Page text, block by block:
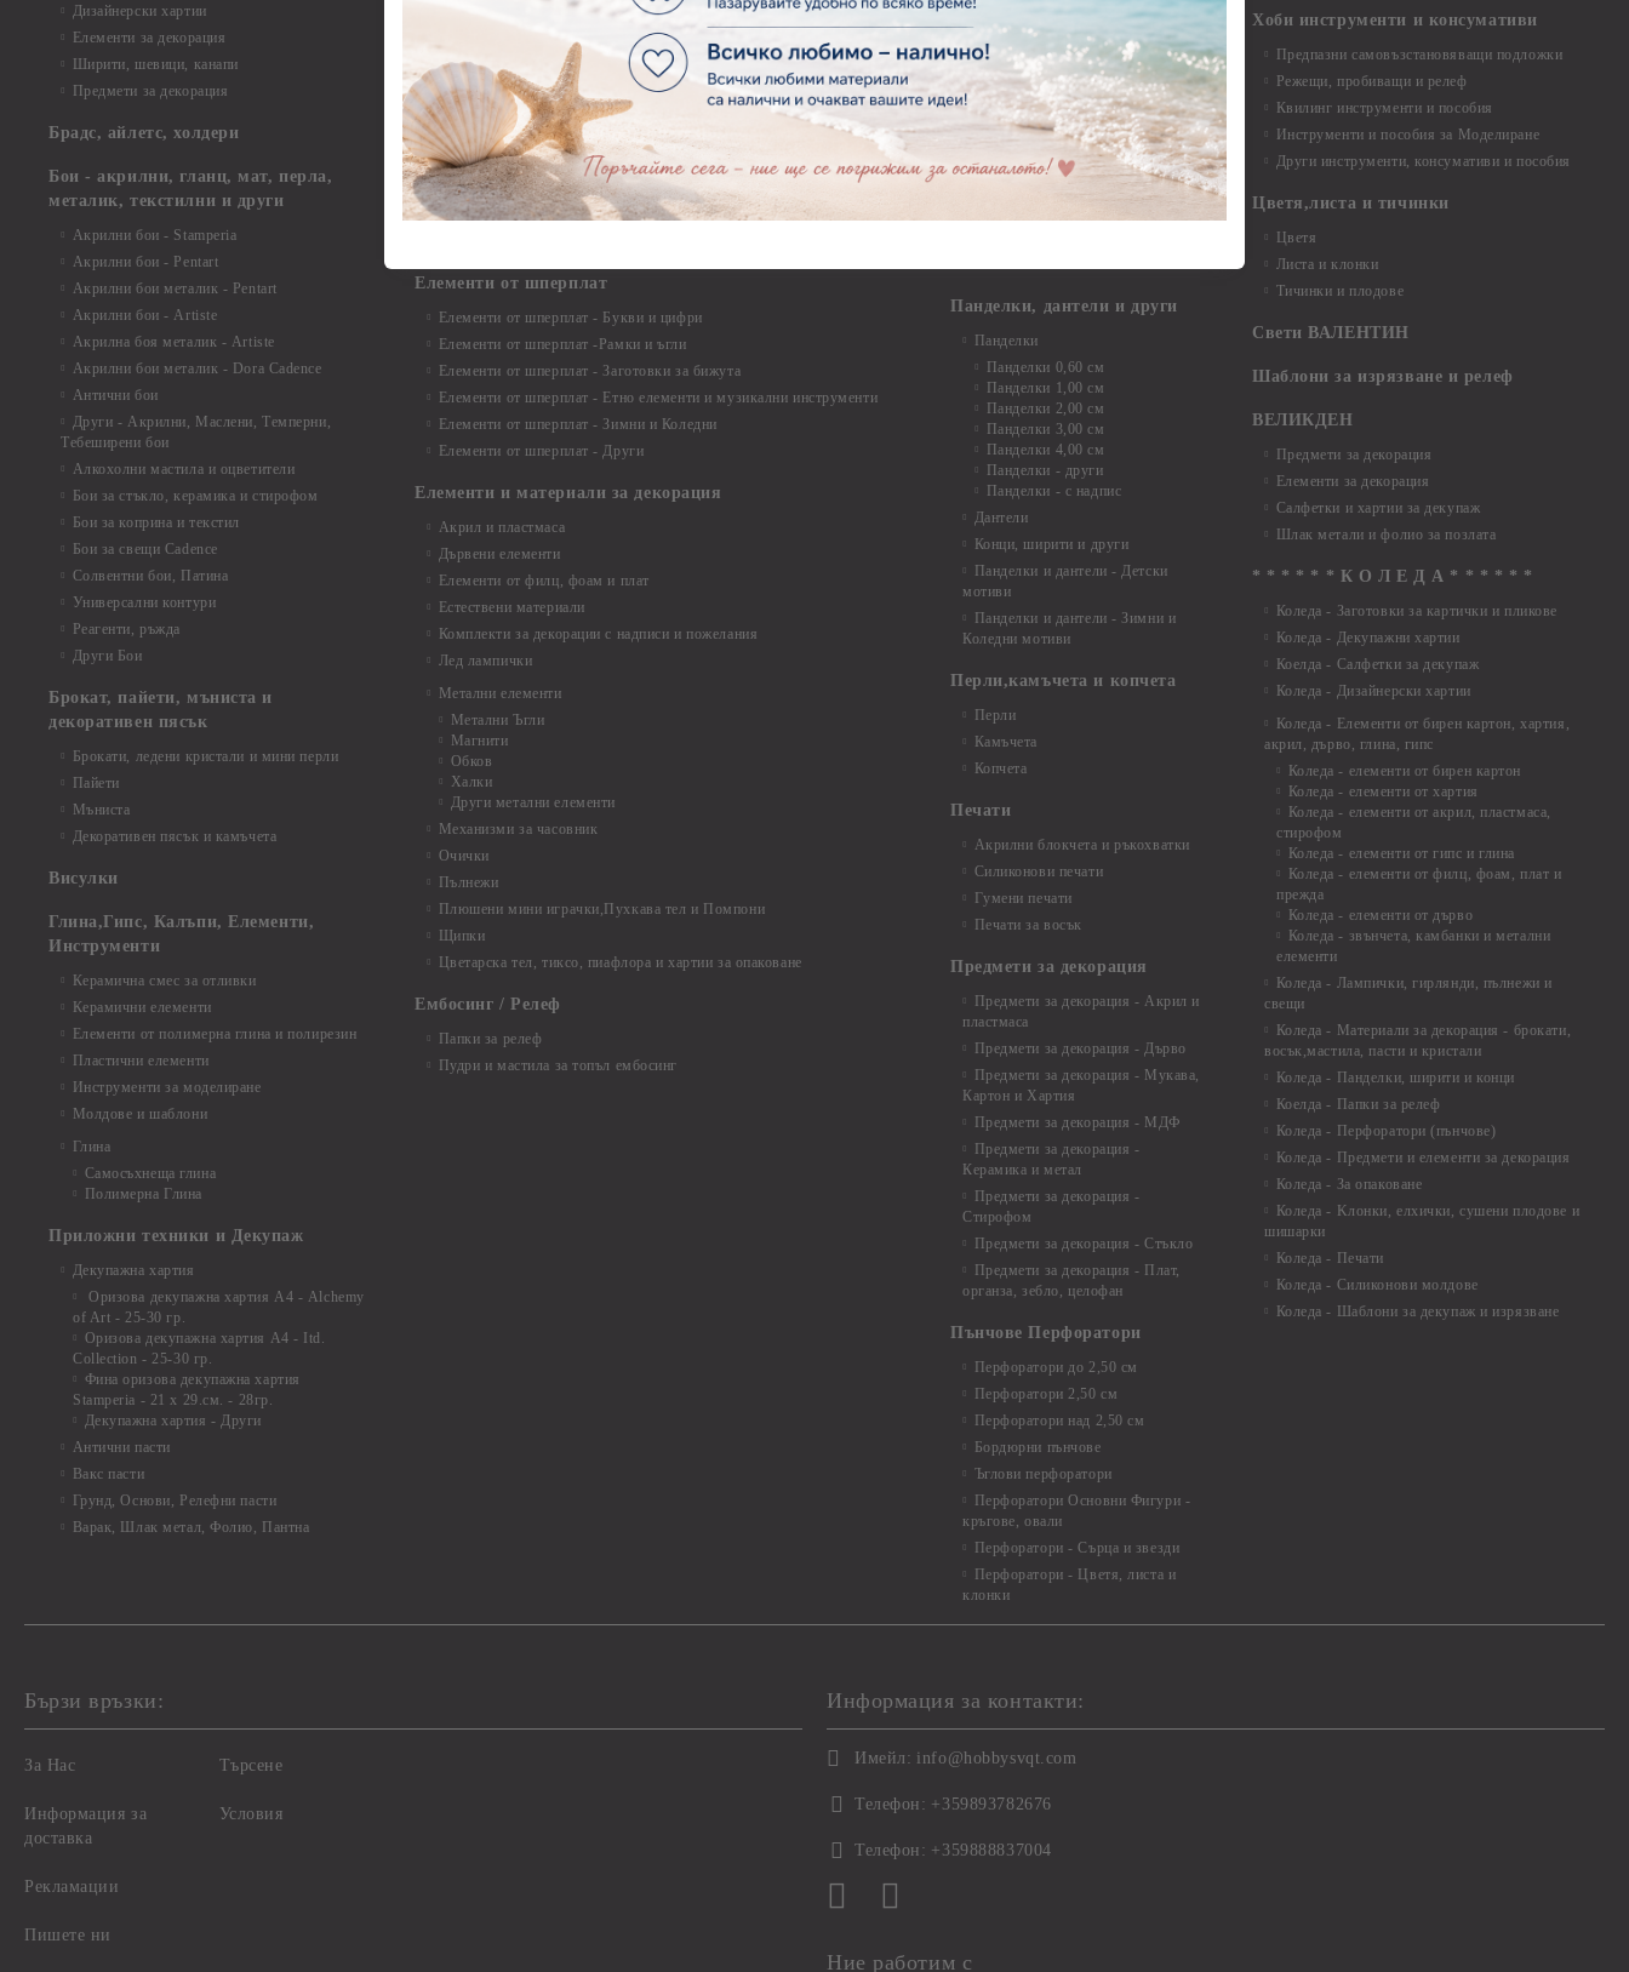
Дизайнерски хартии
Елементи за декорация
Ширити, шевици, канапи
Предмети за декорация
Брадс, айлетс, холдери
Бои - акрилни, гланц, мат, перла,
металик, текстилни и други
Акрилни бои - Stamperia
Акрилни бои - Pentart
Акрилни бои металик - Pentart
Акрилни бои - Artiste
Акрилна боя металик - Artiste
Акрилни бои металик - Dora Cadence
Антични бои
Други - Акрилни, Маслени, Темперни,
Тебеширени бои
Алкохолни мастила и оцветители
Бои за стъкло, керамика и стирофом
Бои за коприна и текстил
Бои за свещи Cadence
Солвентни бои, Патина
Универсални контури
Реагенти, ръжда
Други Бои
Брокат, пайети, мъниста и
декоративен пясък
Брокати, ледени кристали и мини перли
Пайети
Мъниста
Декоративен пясък и камъчета
Висулки
Глина,Гипс, Калъпи, Елементи,
Инструменти
Керамична смес за отливки
Керамични елементи
Елементи от полимерна глина и полирезин
Пластични елементи
Инструменти за моделиране
Молдове и шаблони
Глина
Самосъхнеща глина
Полимерна Глина
Приложни техники и Декупаж
Декупажна хартия
Оризова декупажна хартия А4 - Alchemy
of Art - 25-30 гр.
Оризова декупажна хартия А4 - Itd.
Collection - 25-30 гр.
Фина оризова декупажна хартия
Stamperia - 21 х 29.см. - 28гр.
Декупажна хартия - Други
Антични пасти
Вакс пасти
Грунд, Основи, Релефни пасти
Варак, Шлак метал, Фолио, Пантна
Елементи от бирен картон - Цветя и Животни
Елементи от бирен картон - Стиймпънк и Мъжки елементи
Елементи от бирен картон - Пътешестия - море, планина ,транспорт
Елементи от бирен картон - Други
Елементи от бирен картон - За миниатюри, дълбоки рамки, бебешки
съкровища и екслоадиращи кутии
Елементи от бирен картон - Коледа и Зима
Елементи от бирен картон - Тематични комплекти
Елементи от бирен картон - Шейкър заготовки от бирен картон за
Елементи от шперплат
Елементи от шперплат - Букви и цифри
Елементи от шперплат -Рамки и ъгли
Елементи от шперплат - Заготовки за бижута
Елементи от шперплат - Етно елементи и музикални инструменти
Елементи от шперплат - Зимни и Коледни
Елементи от шперплат - Други
Елементи и материали за декорация
Акрил и пластмаса
Дървени елементи
Елементи от филц, фоам и плат
Естествени материали
Комплекти за декорации с надписи и пожелания
Лед лампички
Метални елементи
Метални Ъгли
Магнити
Обков
Халки
Други метални елементи
Механизми за часовник
Очички
Пълнежи
Плюшени мини играчки,Пухкава тел и Помпони
Щипки
Цветарска тел, тиксо, пиафлора и хартии за опаковане
Ембосинг / Релеф
Папки за релеф
Пудри и мастила за топъл ембосинг
Закачалки
Крака за мебели
Други аксесоари, материали и
инструменти
Моливи, маркери, химикали,
пастели и восъци
Панделки, дантели и други
Панделки
Панделки 0,60 см
Панделки 1,00 см
Панделки 2,00 см
Панделки 3,00 см
Панделки 4,00 см
Панделки - други
Панделки - с надпис
Дантели
Конци, ширити и други
Панделки и дантели - Детски
мотиви
Панделки и дантели - Зимни и
Коледни мотиви
Перли,камъчета и копчета
Перли
Камъчета
Копчета
Печати
Акрилни блокчета и ръкохватки
Силиконови печати
Гумени печати
Печати за восък
Предмети за декорация
Предмети за декорация - Акрил и
пластмаса
Предмети за декорация - Дърво
Предмети за декорация - Мукава,
Картон и Хартия
Предмети за декорация - МДФ
Предмети за декорация -
Керамика и метал
Предмети за декорация -
Стирофом
Предмети за декорация - Стъкло
Предмети за декорация - Плат,
органза, зебло, целофан
Пънчове Перфоратори
Перфоратори до 2,50 см
Перфоратори 2,50 см
Перфоратори над 2,50 см
Бордюрни пънчове
Ъглови перфоратори
Перфоратори Основни Фигури -
кръгове, овали
Перфоратори - Сърца и звезди
Перфоратори - Цветя, листа и
клонки
Хоби инструменти и консумативи
Предпазни самовъзстановяващи подложки
Режещи, пробиващи и релеф
Квилинг инструменти и пособия
Инструменти и пособия за Моделиране
Други инструменти, консумативи и пособия
Цветя,листа и тичинки
Цветя
Листа и клонки
Тичинки и плодове
Свети ВАЛЕНТИН
Шаблони за изрязване и релеф
ВЕЛИКДЕН
Предмети за декорация
Елементи за декорация
Салфетки и хартии за декупаж
Шлак метали и фолио за позлата
* * * * * * К О Л Е Д А * * * * * *
Коледа - Заготовки за картички и пликове
Коледа - Декупажни хартии
Коелда - Салфетки за декупаж
Коледа - Дизайнерски хартии
Коледа - Eлементи от бирен картон, хартия,
акрил, дърво, глина, гипс
Коледа - елементи от бирен картон
Коледа - елементи от хартия
Коледа - елементи от акрил, пластмаса,
стирофом
Коледа - елементи от гипс и глина
Коледа - елементи от филц, фоам, плат и
прежда
Коледа - елементи от дърво
Коледа - звънчета, камбанки и метални
елементи
Коледа - Лампички, гирлянди, пълнежи и
свещи
Коледа - Материали за декорация - брокати,
восък,мастила, пасти и кристали
Коледа - Панделки, ширити и конци
Коелда - Папки за релеф
Коледа - Перфоратори (пънчове)
Коледа - Предмети и елементи за декорация
Коледа - За опаковане
Коледа - Kлонки, елхички, сушени плодове и
шишарки
Коледа - Печати
Коледа - Силиконови молдове
Коледа - Шаблони за декупаж и изрязване
Бързи връзки:
За Нас
Информация за
доставка
Рекламации
Пишете ни
Търсене
Условия
Информация за контакти:
Имейл: info@hobbysvqt.com
Телефон: +359893782676
Телефон: +359888837004
Ние работим с